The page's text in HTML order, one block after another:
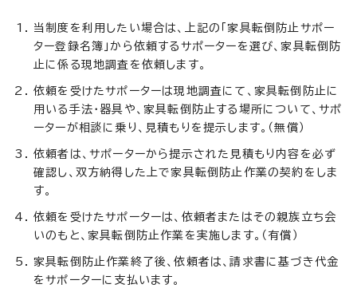
当制度を利用したい場合は、上記の「家具転倒防止サポー
ター登録名簿」から依頼するサポーターを選び、家具転倒防
止に係る現地調査を依頼します。
依頼を受けたサポーターは現地調査にて、家具転倒防止に
用いる手法・器具や、家具転倒防止する場所について、サポ
ーターが相談に乗り、見積もりを提示します。（無償）
依頼者は、サポーターから提示された見積もり内容を必ず
確認し、双方納得した上で家具転倒防止作業の契約をしま
す。
依頼を受けたサポーターは、依頼者またはその親族立ち会
いのもと、家具転倒防止作業を実施します。（有償）
家具転倒防止作業終了後、依頼者は、請求書に基づき代金
をサポーターに支払います。